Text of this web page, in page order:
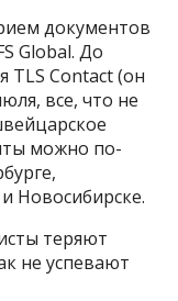
документов
Global. До
TLS Contact (он
все, что не
можно по-
Новосибирске.
теряют
не успевают